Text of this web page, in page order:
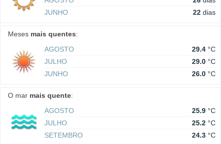
JUNHO
22 dias
Meses mais quentes:
AGOSTO
29.4 °C
JULHO
29.0 °C
JUNHO
26.0 °C
O mar mais quente:
AGOSTO
25.9 °C
JULHO
25.2 °C
SETEMBRO
24.3 °C